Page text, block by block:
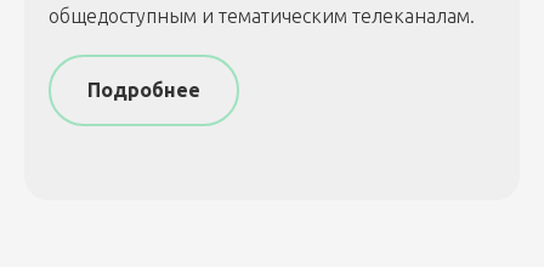
общедоступным и тематическим телеканалам.
Подробнее